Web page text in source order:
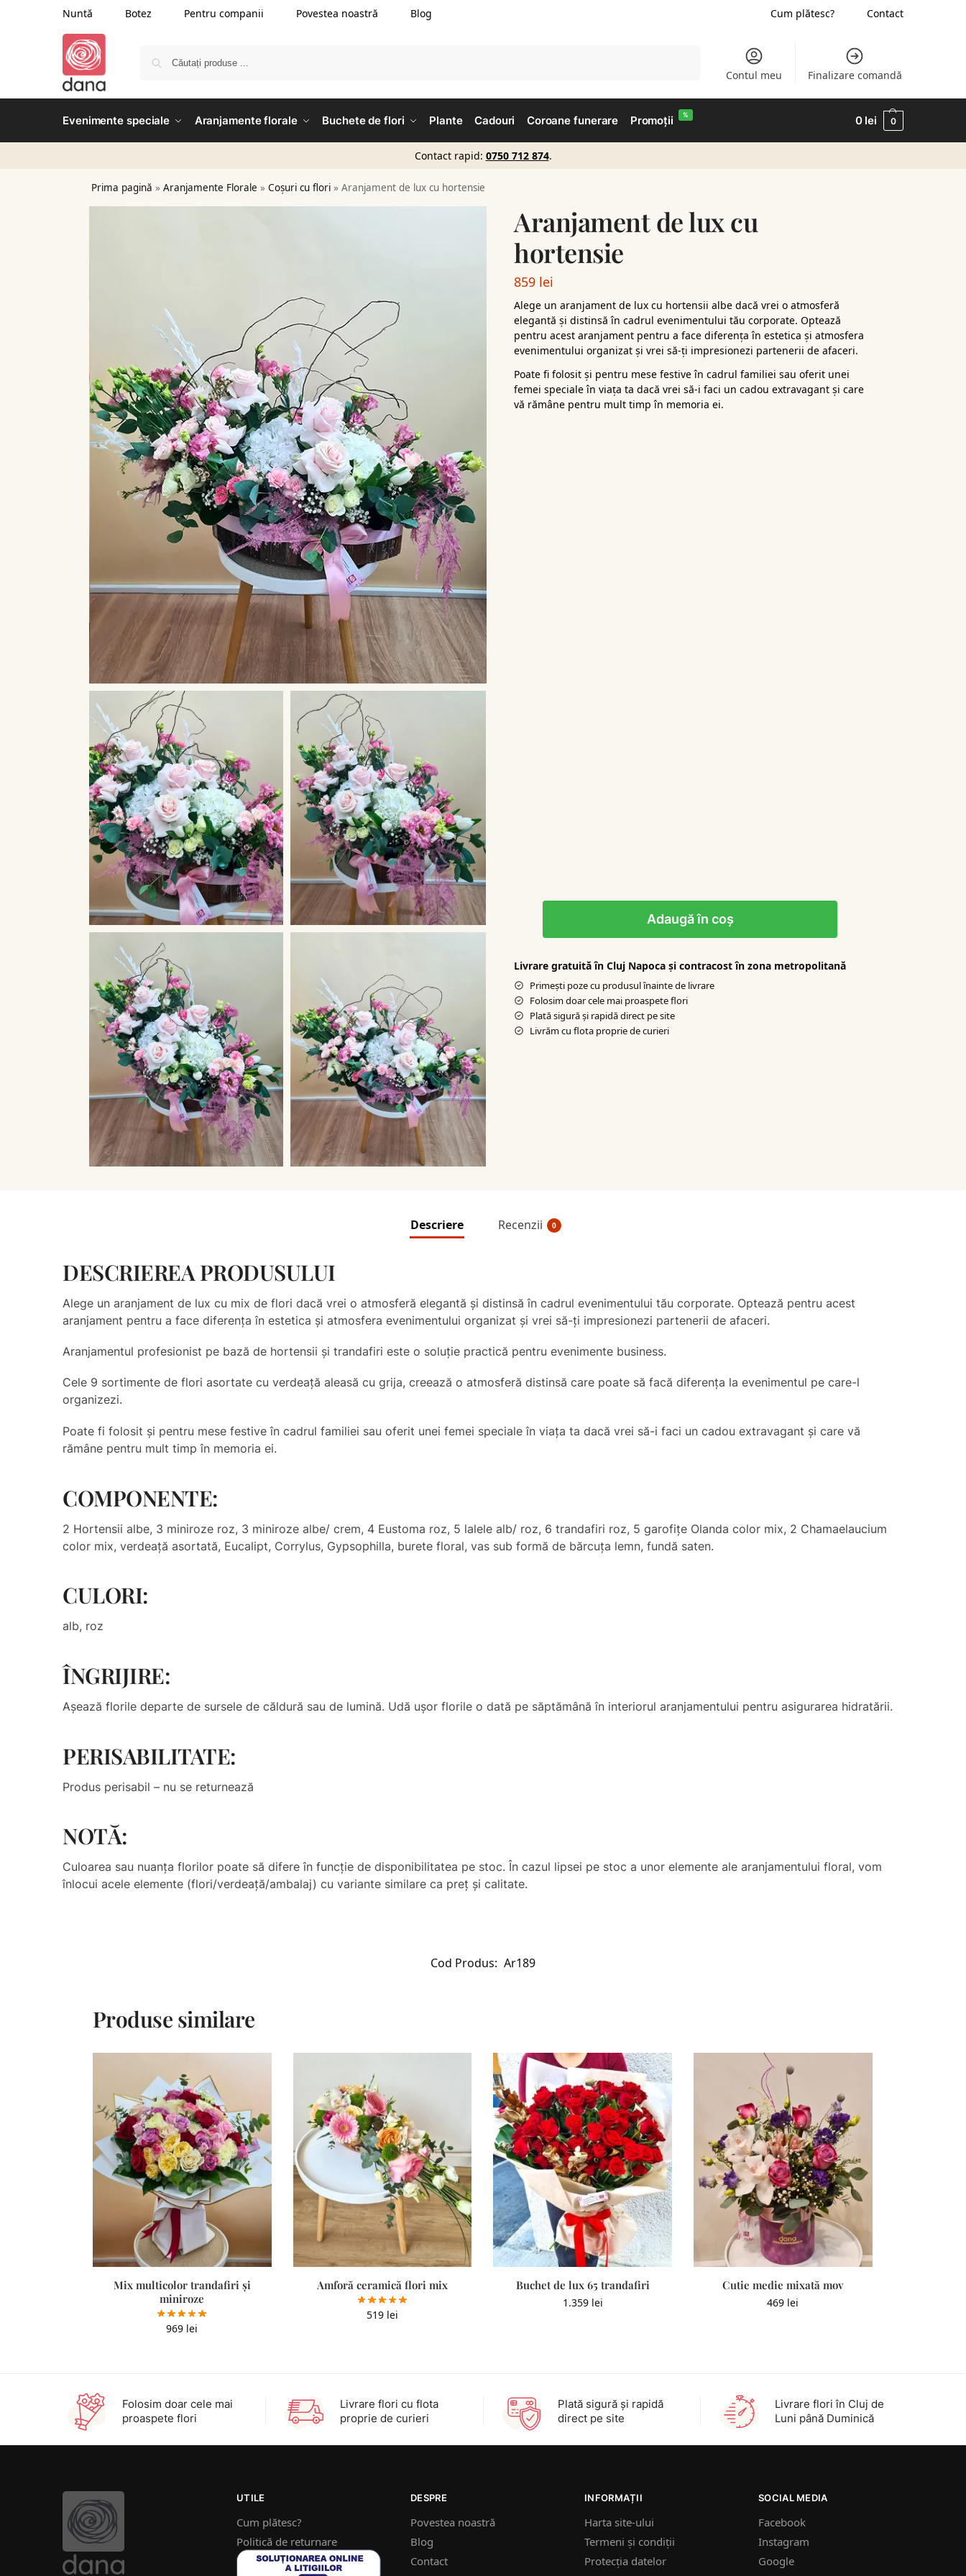
Nuntă Botez Pentru companii Povestea noastră Blog Cum plătesc? Contact
Contul meu Finalizare comandă
Evenimente speciale Aranjamente florale Buchete de flori Plante Cadouri Coroane funerare Promoții % 0 lei 0
Contact rapid: 0750 712 874.
Prima pagină »Aranjamente Florale »Coșuri cu flori »Aranjament de lux cu hortensie
Aranjament de lux cu
hortensie
859 lei
Alege un aranjament de lux cu hortensii albe dacă vrei o atmosferă
elegantă și distinsă în cadrul evenimentului tău corporate. Optează
pentru acest aranjament pentru a face diferența în estetica și atmosfera
evenimentului organizat și vrei să-ți impresionezi partenerii de afaceri.
Poate fi folosit și pentru mese festive în cadrul familiei sau oferit unei
femei speciale în viața ta dacă vrei să-i faci un cadou extravagant și care
vă rămâne pentru mult timp în memoria ei.
Adaugă în coș
Livrare gratuită în Cluj Napoca şi contracost în zona metropolitană
Primești poze cu produsul înainte de livrare
Folosim doar cele mai proaspete flori
Plată sigură şi rapidă direct pe site
Livrăm cu flota proprie de curieri
Descriere Recenzii 0
DESCRIEREA PRODUSULUI
Alege un aranjament de lux cu mix de flori dacă vrei o atmosferă elegantă și distinsă în cadrul evenimentului tău corporate. Optează pentru acest
aranjament pentru a face diferența în estetica și atmosfera evenimentului organizat și vrei să-ți impresionezi partenerii de afaceri.
Aranjamentul profesionist pe bază de hortensii și trandafiri este o soluție practică pentru evenimente business.
Cele 9 sortimente de flori asortate cu verdeață aleasă cu grija, creează o atmosferă distinsă care poate să facă diferența la evenimentul pe care-l
organizezi.
Poate fi folosit și pentru mese festive în cadrul familiei sau oferit unei femei speciale în viața ta dacă vrei să-i faci un cadou extravagant și care vă
rămâne pentru mult timp în memoria ei.
COMPONENTE:
2 Hortensii albe, 3 miniroze roz, 3 miniroze albe/ crem, 4 Eustoma roz, 5 lalele alb/ roz, 6 trandafiri roz, 5 garofițe Olanda color mix, 2 Chamaelaucium
color mix, verdeață asortată, Eucalipt, Corrylus, Gypsophilla, burete floral, vas sub formă de bărcuța lemn, fundă saten.
CULORI:
alb, roz
ÎNGRIJIRE:
Așează florile departe de sursele de căldură sau de lumină. Udă ușor florile o dată pe săptămână în interiorul aranjamentului pentru asigurarea hidratării.
PERISABILITATE:
Produs perisabil – nu se returnează
NOTĂ:
Culoarea sau nuanţa florilor poate să difere în funcţie de disponibilitatea pe stoc. În cazul lipsei pe stoc a unor elemente ale aranjamentului floral, vom
înlocui acele elemente (flori/verdeață/ambalaj) cu variante similare ca preț și calitate.
Cod Produs: Ar189
Produse similare
Mix multicolor trandafiri și
miniroze
969 lei
Amforă ceramică flori mix
519 lei
Buchet de lux 65 trandafiri
1.359 lei
Cutie medie mixată mov
469 lei
Folosim doar cele mai
proaspete flori
Livrare flori cu flota
proprie de curieri
Plată sigură şi rapidă
direct pe site
Livrare flori în Cluj de
Luni până Duminică
UTILE
Cum plătesc?
Politică de returnare
DESPRE
Povestea noastră
Blog
Contact
INFORMAȚII
Harta site-ului
Termeni și condiții
Protecția datelor
SOCIAL MEDIA
Facebook
Instagram
Google